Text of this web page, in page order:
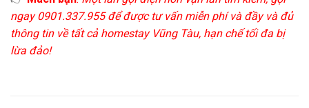
ngay 0901.337.955 để được tư vấn miễn phí và đầy và đủ
thông tin về tất cả homestay Vũng Tàu, hạn chế tối đa bị
lừa đảo!